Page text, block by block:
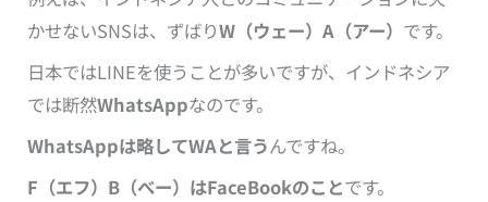
かせないSNSは、ずばりW（ウェー）A（アー） です。
日本ではLINEを使うことが多いですが、インドネシア
では断然WhatsAppなのです。
WhatsAppは略してWAと言うんですね。
F（エフ）B（べー）はFaceBookのことです。